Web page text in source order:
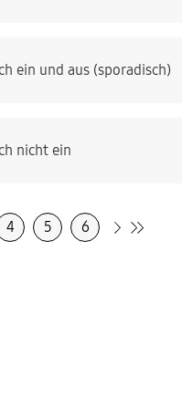
ein und aus (sporadisch)
nicht ein
4 5 6